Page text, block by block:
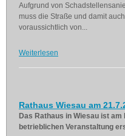
Aufgrund von
muss die Straße und damit
voraussichtlich von...
Weiterlesen
Rathaus Wiesau am
Das Rathaus in Wiesau ist
betrieblichen Veranstaltung